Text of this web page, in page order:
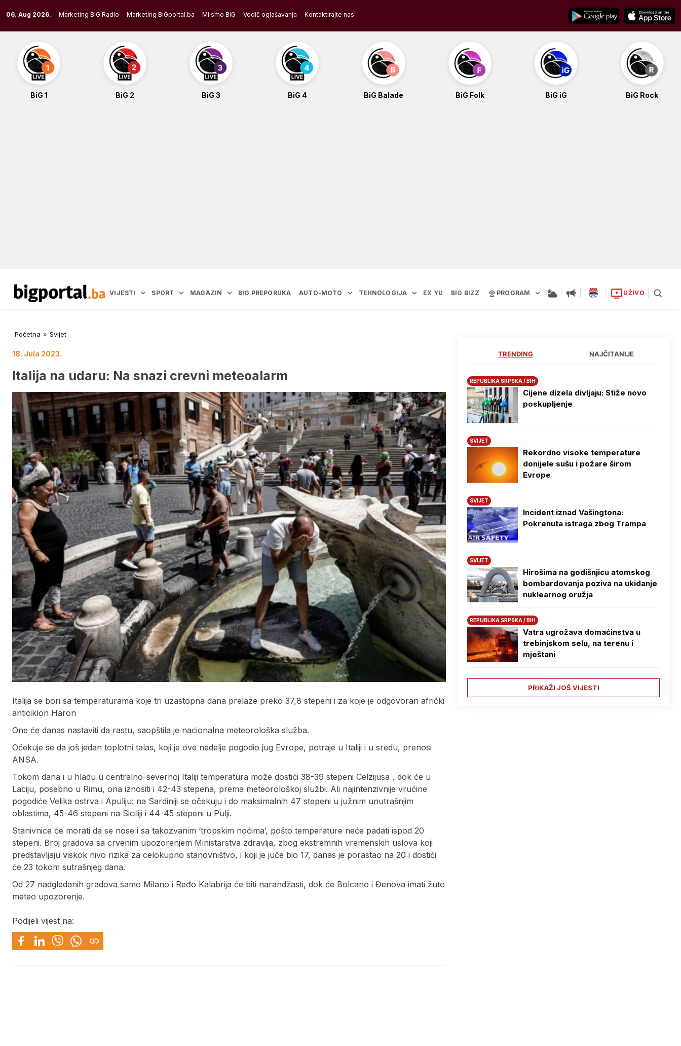
to
content
06. Aug 2026. Marketing BIG Radio Marketing BiGportal.ba Mi smo BiG Vodič oglašavanja Kontaktirajte nas
BiG 1 BiG 2 BiG 3 BiG 4 BiG Balade BiG Folk BiG iG BiG Rock
VIJESTI SPORT MAGAZIN BIG PREPORUKA AUTO-MOTO TEHNOLOGIJA EX YU BIG BIZZ PROGRAM UŽIVO
Početna » Svijet
18. Jula 2023.
Italija na udaru: Na snazi crevni meteoalarm
Italija se bori sa temperaturama koje tri uzastopna dana prelaze preko 37,8 stepeni i za koje je odgovoran afrički
anticiklon Haron
One će danas nastaviti da rastu, saopštila je nacionalna meteorološka služba.
Očekuje se da još jedan toplotni talas, koji je ove nedelje pogodio jug Evrope, potraje u Italiji i u sredu, prenosi
ANSA.
Tokom dana i u hladu u centralno-severnoj Italiji temperatura može dostići 38-39 stepeni Celzijusa , dok će u
Laciju, posebno u Rimu, ona iznositi i 42-43 stepena, prema meteorološkoj službi. Ali najintenzivnije vrućine
pogodiće Velika ostrva i Apuliju: na Sardiniji se očekuju i do maksimalnih 47 stepeni u južnim unutrašnjim
oblastima, 45-46 stepeni na Siciliji i 44-45 stepeni u Pulji.
Stanivnice će morati da se nose i sa takozvanim ‘tropskim noćima’, pošto temperature neće padati ispod 20
stepeni. Broj gradova sa crvenim upozorenjem Ministarstva zdravlja, zbog ekstremnih vremenskih uslova koji
predstavljaju viskok nivo rizika za celokupno stanovništvo, i koji je juče bio 17, danas je porastao na 20 i dostići
će 23 tokom sutrašnjeg dana.
Od 27 nadgledanih gradova samo Milano i Ređo Kalabrija će biti narandžasti, dok će Bolcano i Đenova imati žuto
meteo upozorenje.
Podijeli vijest na:
TRENDING NAJČITANIJE
REPUBLIKA SRPSKA / BIH
Cijene dizela divljaju: Stiže novo
poskupljenje
SVIJET
Rekordno visoke temperature
donijele sušu i požare širom
Evrope
SVIJET
Incident iznad Vašingtona:
Pokrenuta istraga zbog Trampa
SVIJET
Hirošima na godišnjicu atomskog
bombardovanja poziva na ukidanje
nuklearnog oružja
REPUBLIKA SRPSKA / BIH
Vatra ugrožava domaćinstva u
trebinjskom selu, na terenu i
mještani
PRIKAŽI JOŠ VIJESTI